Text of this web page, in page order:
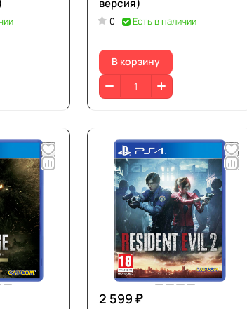
версия)
0 Есть в наличии
В корзину
2 599 ₽